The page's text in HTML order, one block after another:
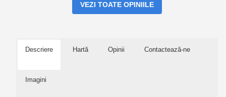
VEZI TOATE OPINIILE
Descriere Hartă Opinii Contactează-ne
Imagini